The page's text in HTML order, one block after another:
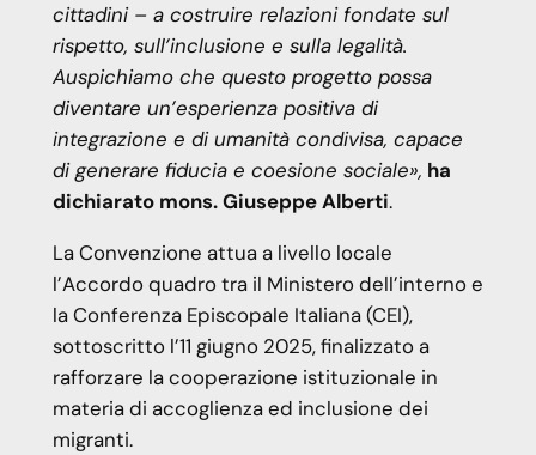
cittadini – a costruire relazioni fondate sul
rispetto, sull’inclusione e sulla legalità.
Auspichiamo che questo progetto possa
diventare un’esperienza positiva di
integrazione e di umanità condivisa, capace
di generare fiducia e coesione sociale», ha
dichiarato mons. Giuseppe Alberti.
La Convenzione attua a livello locale
l’Accordo quadro tra il Ministero dell’interno e
la Conferenza Episcopale Italiana (CEI),
sottoscritto l’11 giugno 2025, finalizzato a
rafforzare la cooperazione istituzionale in
materia di accoglienza ed inclusione dei
migranti.